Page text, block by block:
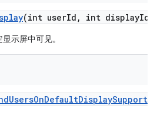
(int userId , int displayId)
示屏中可见。
UsersOnDefaultDisplay